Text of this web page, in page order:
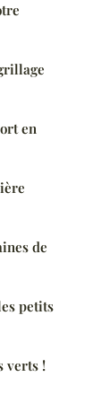
en
de
petits
verts !